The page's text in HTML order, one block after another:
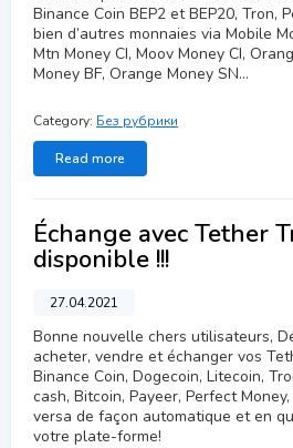
Binance Coin BEP2 et BEP20, Tron,
bien d’autres monnaies via Mobile
Mtn Money CI, Moov Money CI,
Money BF, Orange Money SN…
Category: Без рубрики
Read more
Échange avec Tether
disponible !!!
27.04.2021
Bonne nouvelle chers utilisateurs,
acheter, vendre et échanger vos
Binance Coin, Dogecoin, Litecoin,
cash, Bitcoin, Payeer, Perfect
versa de façon automatique et en
votre plate-forme!